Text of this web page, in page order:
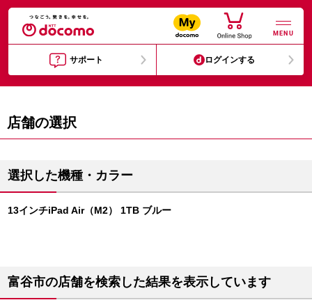
MENU
サポート ログインする
店舗の選択
選択した機種・カラー
13インチiPad Air（M2） 1TB ブルー
富谷市の店舗を検索した結果を表示しています